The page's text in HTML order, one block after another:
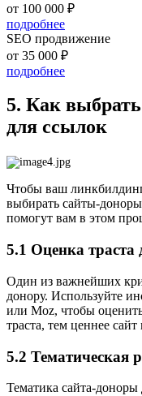
от 100 000 ₽
подробнее
SEO продвижение
от 35 000 ₽
подробнее
5. Как
для ссылок
Чтобы ваш
выбирать сайты-
помогут вам в этом
5.1 Оценка траста
Один из важнейших
донору. Используйте
или Moz, чтобы
траста, тем ценнее сайт
5.2 Тематическая
Тематика сайта-